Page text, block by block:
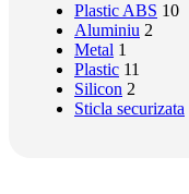
Plastic ABS 10
Aluminiu 2
Metal 1
Plastic 11
Silicon 2
Sticla securizata